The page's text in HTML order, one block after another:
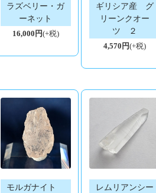
ラズベリー・ガ
ーネット
16,000円(+税)
ギリシア産 グ
リーンクオー
ツ ２
4,570円(+税)
モルガナイト
レムリアンシー